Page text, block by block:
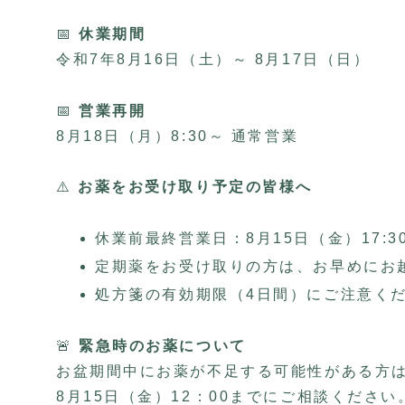
📅休業期間
令和7年8月16日（土）～ 8月17日（日）
📅営業再開
8月18日（月）8:30～ 通常営業
⚠️ お薬をお受け取り予定の皆様へ
休業前最終営業日：8月15日（金）
定期薬をお受け取りの方は、お早めにお
処方箋の有効期限（4日間）にご注意く
🚨 緊急時のお薬について
お盆期間中にお薬が不足する可能性がある方は
8月15日（金）12：00までにご相談ください